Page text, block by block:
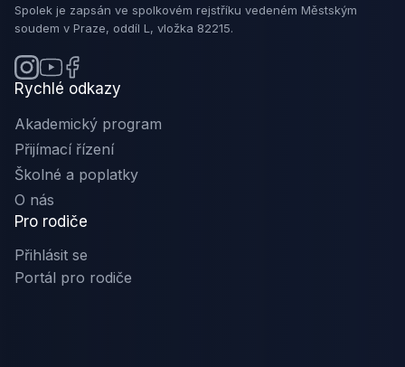
Spolek je zapsán ve spolkovém rejstříku vedeném Městským
soudem v Praze, oddíl L, vložka 82215.
Rychlé odkazy
Akademický program
Přijímací řízení
Školné a poplatky
O nás
Pro rodiče
Přihlásit se
Portál pro rodiče